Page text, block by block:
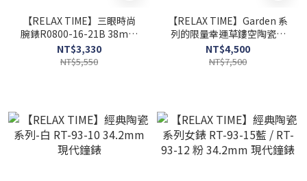
【RELAX TIME】三眼時尚
腕錶R0800-16-21B 38mm
現代鐘錶
NT$3,330
NT$5,550
【RELAX TIME】Garden 系
列的限量幸運草鏤空陶瓷錶
RT-80-10/RT-80-7 31mm
現代鐘錶
NT$4,500
NT$7,500